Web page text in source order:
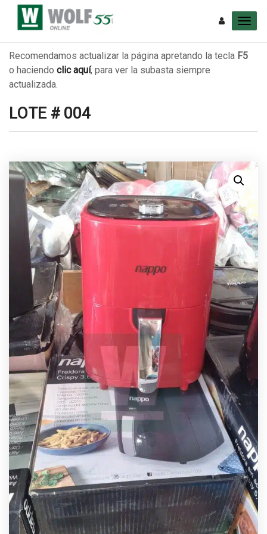
Recomendamos actualizar la página apretando la tecla F5
o haciendo clic aquí, para ver la subasta siempre
actualizada.
LOTE # 004